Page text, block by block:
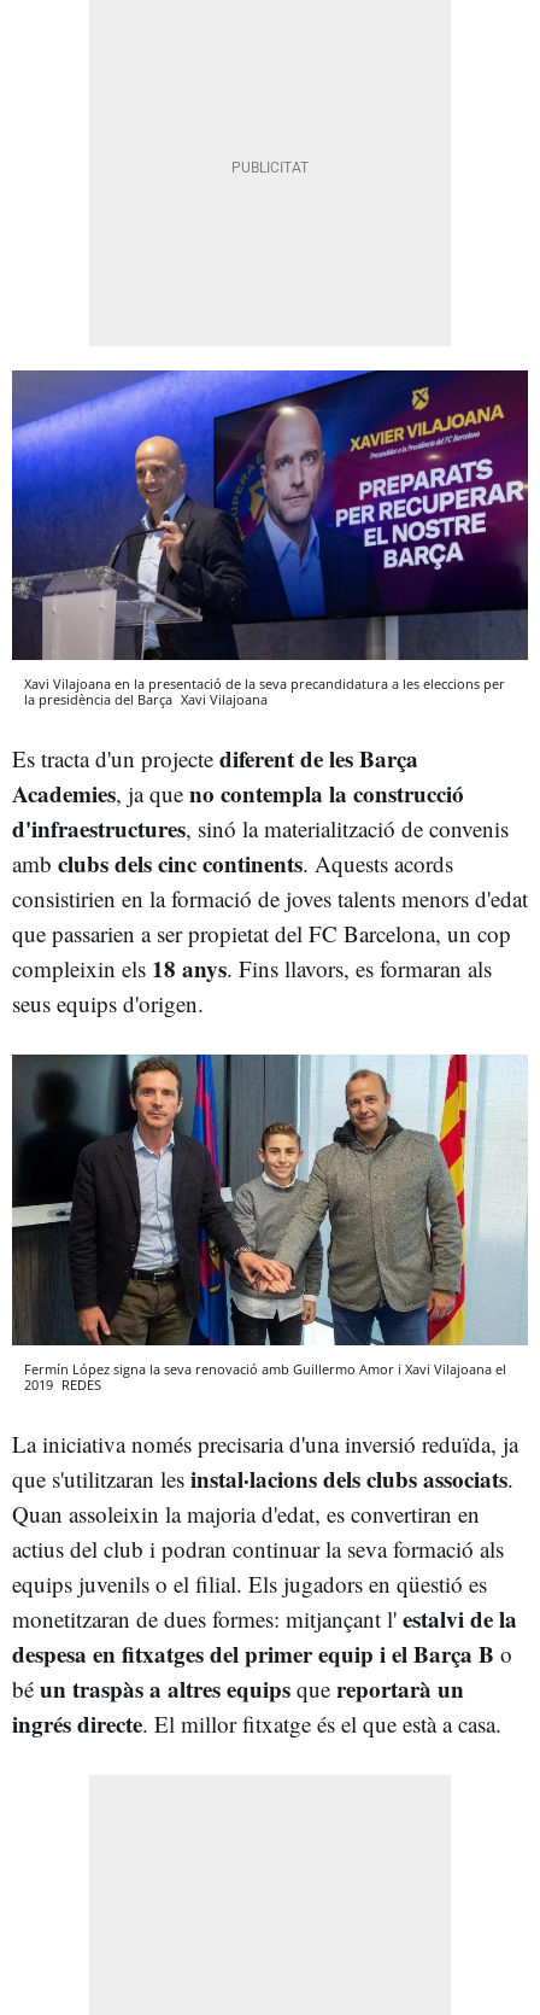
Xavi Vilajoana en la presentació de la seva precandidatura a les eleccions per
la presidència del Barça Xavi Vilajoana
Es tracta d'un projecte diferent de les Barça
Academies, ja que no contempla la construcció
d'infraestructures, sinó la materialització de convenis
amb clubs dels cinc continents. Aquests acords
consistirien en la formació de joves talents menors d'edat
que passarien a ser propietat del FC Barcelona, un cop
compleixin els 18 anys. Fins llavors, es formaran als
seus equips d'origen.
Fermín López signa la seva renovació amb Guillermo Amor i Xavi Vilajoana el
2019 REDES
La iniciativa només precisaria d'una inversió reduïda, ja
que s'utilitzaran les instal·lacions dels clubs associats.
Quan assoleixin la majoria d'edat, es convertiran en
actius del club i podran continuar la seva formació als
equips juvenils o el filial. Els jugadors en qüestió es
monetitzaran de dues formes: mitjançant l' estalvi de la
despesa en fitxatges del primer equip i el Barça B o
bé un traspàs a altres equips que reportarà un
ingrés directe. El millor fitxatge és el que està a casa.